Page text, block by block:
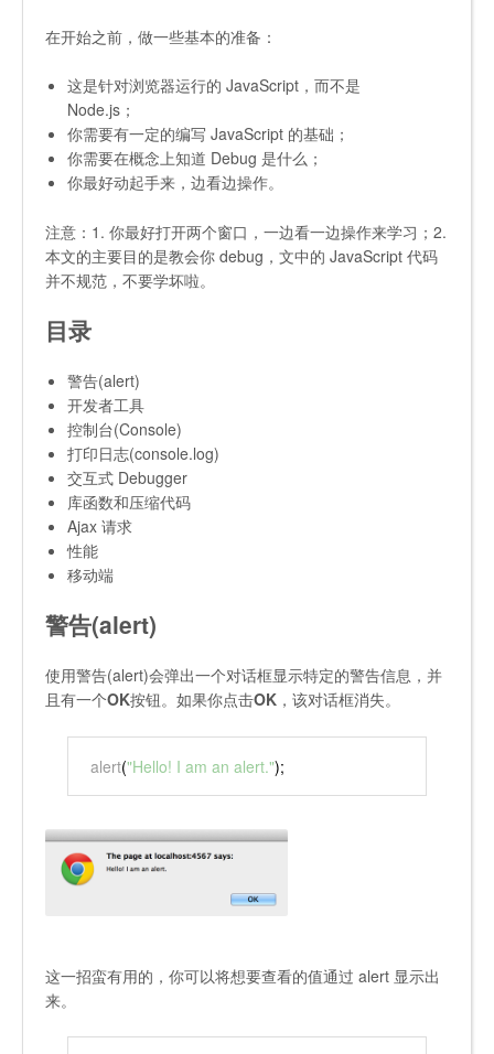
在开始之前，做一些基本的准备：
这是针对浏览器运行的 JavaScript，而不是
Node.js；
你需要有一定的编写 JavaScript 的基础；
你需要在概念上知道 Debug 是什么；
你最好动起手来，边看边操作。
注意：1. 你最好打开两个窗口，一边看一边操作来学习；2.
本文的主要目的是教会你 debug，文中的 JavaScript 代码
并不规范，不要学坏啦。
目录
警告(alert)
开发者工具
控制台(Console)
打印日志(console.log)
交互式 Debugger
库函数和压缩代码
Ajax 请求
性能
移动端
警告(alert)
使用警告(alert)会弹出一个对话框显示特定的警告信息，并
且有一个OK按钮。如果你点击OK ，该对话框消失。
alert("Hello! I am an alert.");
这一招蛮有用的，你可以将想要查看的值通过 alert 显示出
来。